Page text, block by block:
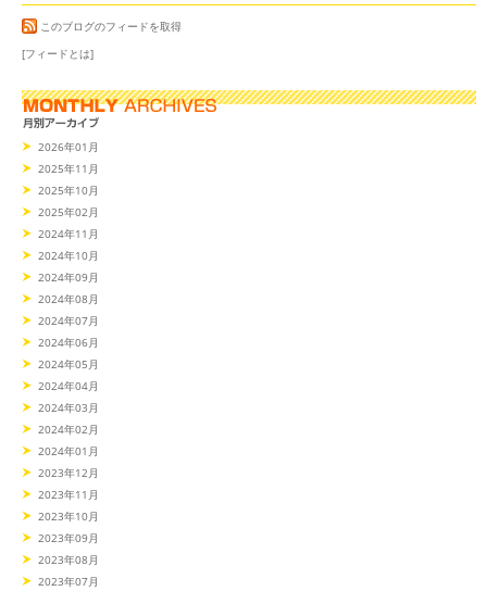
このブログのフィードを取得
[フィードとは]
2026年01月
2025年11月
2025年10月
2025年02月
2024年11月
2024年10月
2024年09月
2024年08月
2024年07月
2024年06月
2024年05月
2024年04月
2024年03月
2024年02月
2024年01月
2023年12月
2023年11月
2023年10月
2023年09月
2023年08月
2023年07月